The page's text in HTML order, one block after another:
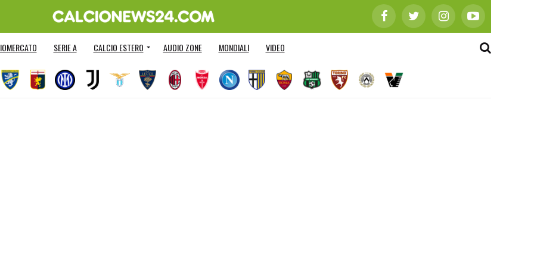
SERIE A CALCIO ESTERO AUDIO ZONE MONDIALI VIDEO